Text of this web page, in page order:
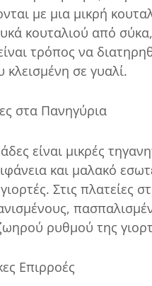
με μια μικρή
κουταλιού από
τρόπος να
κλεισμένη σε γυαλί.
στα Πανηγύρια
είναι μικρές
και μαλακό
γιορτές. Στις
ρυθμού της
Επιρροές